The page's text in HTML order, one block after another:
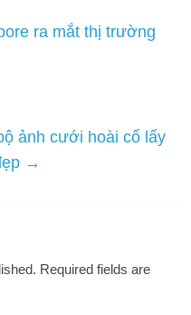
ra mắt thị trường
ảnh cưới hoài cổ lấy
→
Required fields are